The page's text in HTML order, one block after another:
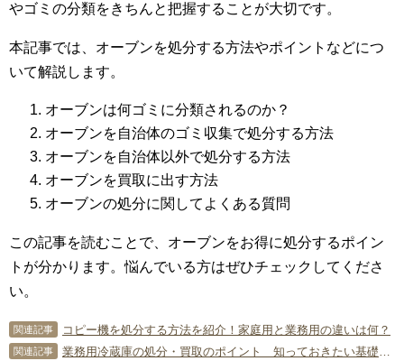
やゴミの分類をきちんと把握することが大切です。
本記事では、オーブンを処分する方法やポイントなどにつ
いて解説します。
オーブンは何ゴミに分類されるのか？
オーブンを自治体のゴミ収集で処分する方法
オーブンを自治体以外で処分する方法
オーブンを買取に出す方法
オーブンの処分に関してよくある質問
この記事を読むことで、オーブンをお得に処分するポイン
トが分かります。悩んでいる方はぜひチェックしてくださ
い。
関連記事 コピー機を処分する方法を紹介！家庭用と業務用の違いは何？
関連記事 業務用冷蔵庫の処分・買取のポイント 知っておきたい基礎知識まとめ